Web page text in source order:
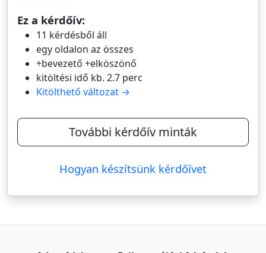
Ez a kérdőív:
11 kérdésből áll
egy oldalon az összes
+bevezető +elköszönő
kitöltési idő kb. 2.7 perc
Kitölthető változat →
További kérdőív minták
Hogyan készítsünk kérdőívet